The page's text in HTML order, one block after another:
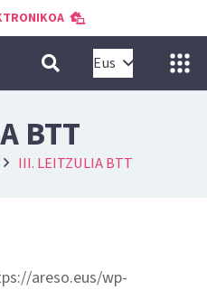
Eus
BTT
III. LEITZULIA BTT
areso.eus/wp-